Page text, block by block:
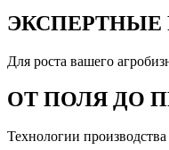
Для роста вашего
ОТ ПОЛЯ ДО
Технологии производства